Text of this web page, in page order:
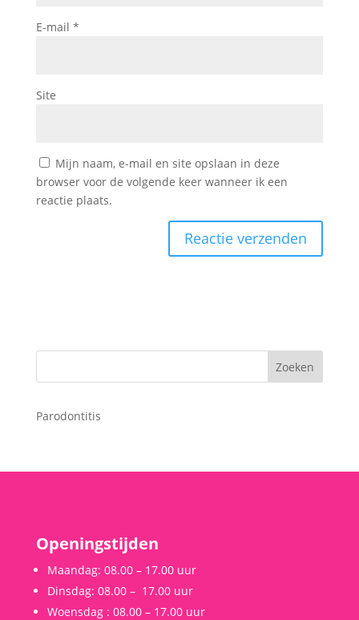
E-mail *
Site
Mijn naam, e-mail en site opslaan in deze
browser voor de volgende keer wanneer ik een
reactie plaats.
Zoeken
Parodontitis
Openingstijden
Maandag: 08.00 – 17.00 uur
Dinsdag: 08.00 – 17.00 uur
Woensdag : 08.00 – 17.00 uur